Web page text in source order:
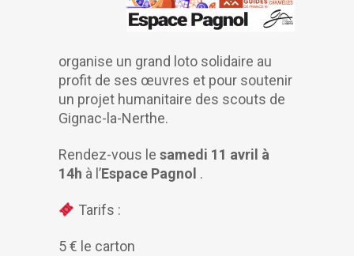
organise un grand loto solidaire au
profit de ses œuvres et pour soutenir
un projet humanitaire des scouts de
Gignac-la-Nerthe.
Rendez-vous le samedi 11 avril à
14h à l’Espace Pagnol .
Tarifs :
5 € le carton